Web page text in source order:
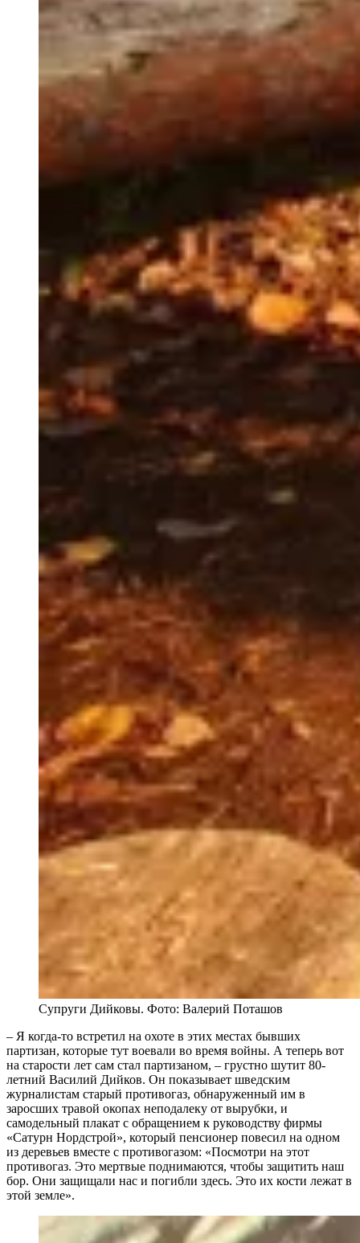
Супруги Дийковы. Фото: Валерий Поташов
– Я когда-то встретил на охоте в этих местах бывших
партизан, которые тут воевали во время войны. А теперь вот
на старости лет сам стал партизаном, – грустно шутит 80-
летний Василий Дийков. Он показывает шведским
журналистам старый противогаз, обнаруженный им в
заросших травой окопах неподалеку от вырубки, и
самодельный плакат с обращением к руководству фирмы
«Сатурн Нордстрой», который пенсионер повесил на одном
из деревьев вместе с противогазом: «Посмотри на этот
противогаз. Это мертвые поднимаются, чтобы защитить наш
бор. Они защищали нас и погибли здесь. Это их кости лежат в
этой земле».